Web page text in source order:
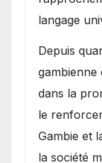
langage
​Depuis
gambienne
dans la
le
Gambie et
la société